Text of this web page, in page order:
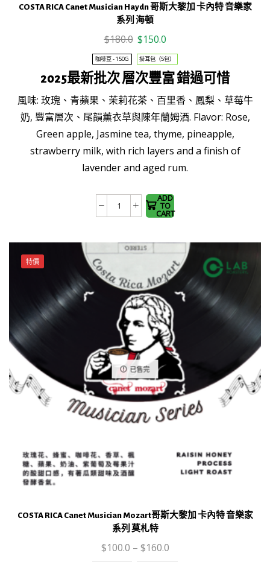
曬
(100g)
數
量
COSTA RICA Canet Musician Haydn 哥斯大黎加 卡內特 音樂家
系列 海頓
$180.0 Original
price
was:
$180.0.
$150.0Current
price
is:
$150.0.
咖啡豆 - 150G 掛耳包（5包）
2025最新批次 層次豐富 錯過可惜
風味: 玫瑰、青蘋果、茉莉花茶、百里香、鳳梨、草莓牛
奶, 豐富層次、尾韻薰衣草與陳年蘭姆酒. Flavor: Rose,
Green apple, Jasmine tea, thyme, pineapple,
strawberry milk, with rich layers and a finish of
lavender and aged rum.
COSTA
Canet
Musician
哥
斯
大
黎
加
卡
內
特
音
樂
列
海
量
ADD
TO
CART
This
product
has
multiple
The
options
chosen
on the
product
page
已售完
特價
COSTA RICA Canet Musician Mozart哥斯大黎加 卡內特 音樂家
系列 莫札特
$100.0 – $160.0